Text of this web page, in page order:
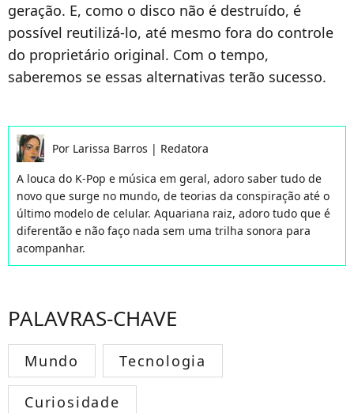
geração. E, como o disco não é destruído, é
possível reutilizá-lo, até mesmo fora do controle
do proprietário original. Com o tempo,
saberemos se essas alternativas terão sucesso.
Por Larissa Barros | Redatora
A louca do K-Pop e música em geral, adoro saber tudo de
novo que surge no mundo, de teorias da conspiração até o
último modelo de celular. Aquariana raiz, adoro tudo que é
diferentão e não faço nada sem uma trilha sonora para
acompanhar.
PALAVRAS-CHAVE
Mundo Tecnologia
Curiosidade